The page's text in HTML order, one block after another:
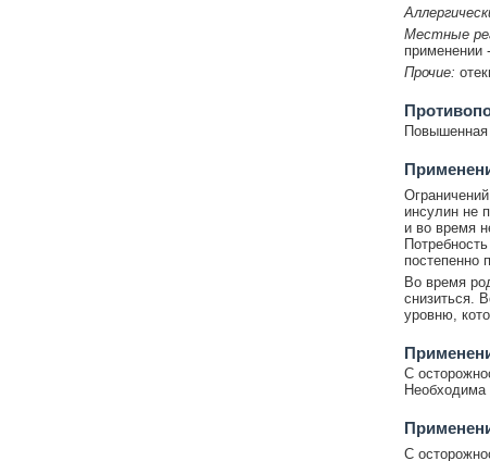
Местные
применении
Прочие:
Повышенная
инсулин не
и во время
постепенно
Во время
снизиться.
уровню,
С
Необходима
С